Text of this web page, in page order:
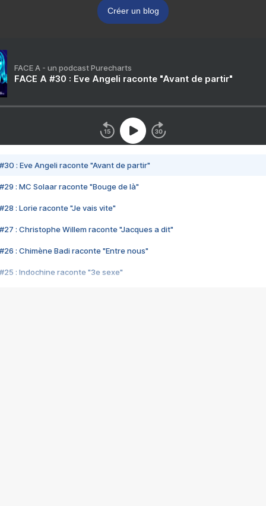
Créer un blog
FACE A - un podcast Purecharts
FACE A #30 : Eve Angeli raconte "Avant de partir"
#30 : Eve Angeli raconte "Avant de partir"
#29 : MC Solaar raconte "Bouge de là"
#28 : Lorie raconte "Je vais vite"
#27 : Christophe Willem raconte "Jacques a dit"
#26 : Chimène Badi raconte "Entre nous"
#25 : Indochine raconte "3e sexe"